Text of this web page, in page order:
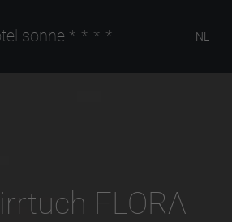
sonne **** NL
FLORA